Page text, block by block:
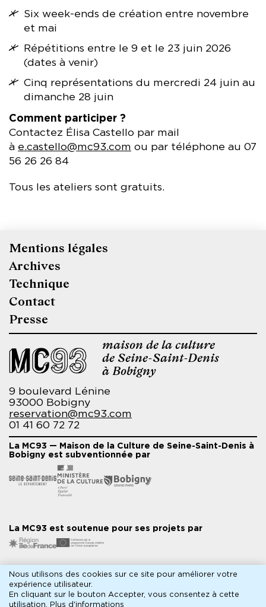
Six week-ends de création entre novembre
et mai
Répétitions entre le 9 et le 23 juin 2026
(dates à venir)
Cinq représentations du mercredi 24 juin au
dimanche 28 juin
Comment participer ?
Contactez Élisa Castello par mail
à e.castello@mc93.com ou par téléphone au 07
56 26 26 84
Tous les ateliers sont gratuits.
de
page
Mentions légales
Archives
Technique
Contact
Presse
maison de la culture
de Seine-Saint-Denis
à Bobigny
9 boulevard Lénine
93000 Bobigny
reservation@mc93.com
01 41 60 72 72
La MC93 — Maison de la Culture de Seine-Saint-Denis à
Bobigny est subventionnée par
La MC93 est soutenue pour ses projets par
Partenaires médias
Nous utilisons des cookies sur ce site pour améliorer votre
expérience utilisateur.
En cliquant sur le bouton Accepter, vous consentez à cette
utilisation.
Plus d'informations